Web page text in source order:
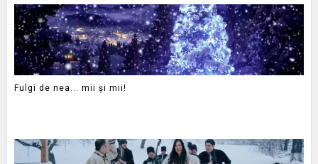
Fulgi de nea... mii și mii!